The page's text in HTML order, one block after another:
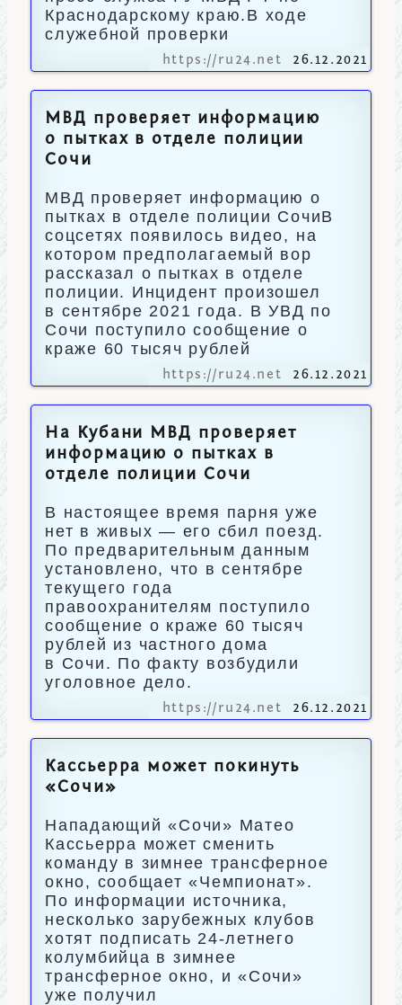
Краснодарскому краю.В ходе
служебной проверки
https://ru24.net 26.12.2021
МВД проверяет информацию
о пытках в отделе полиции
Сочи
МВД проверяет информацию о
пытках в отделе полиции СочиВ
соцсетях появилось видео, на
котором предполагаемый вор
рассказал о пытках в отделе
полиции. Инцидент произошел
в сентябре 2021 года. В УВД по
Сочи поступило сообщение о
краже 60 тысяч рублей
https://ru24.net 26.12.2021
На Кубани МВД проверяет
информацию о пытках в
отделе полиции Сочи
В настоящее время парня уже
нет в живых — его сбил поезд.
По предварительным данным
установлено, что в сентябре
текущего года
правоохранителям поступило
сообщение о краже 60 тысяч
рублей из частного дома
в Сочи. По факту возбудили
уголовное дело.
https://ru24.net 26.12.2021
Кассьерра может покинуть
«Сочи»
Нападающий «Сочи» Матео
Кассьерра может сменить
команду в зимнее трансферное
окно, сообщает «Чемпионат».
По информации источника,
несколько зарубежных клубов
хотят подписать 24-летнего
колумбийца в зимнее
трансферное окно, и «Сочи»
уже получил